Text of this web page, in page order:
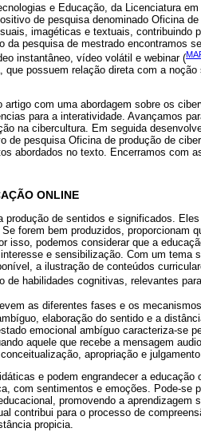
e Educação, da Licenciatura
de pesquisa denominado Oficina
imagéticas e textuais, contribuindo
da pesquisa de mestrado encontramos
instantâneo, vídeo volátil e webinar (
que possuem relação direta com a
artigo com uma abordagem sobre os
para a interatividade. Avançamos
na cibercultura. Em seguida
de pesquisa Oficina de produção de
abordados no texto. Encerramos com
ONLINE
de sentidos e significados.
forem bem produzidos, proporcionam
isso, podemos considerar que a
e sensibilização. Com um tema
a ilustração de conteúdos
de habilidades cognitivas, relevantes
as diferentes fases e os
elaboração do sentido e a
emocional ambíguo caracteriza-se
aquele que recebe a mensagem
apropriação e
e podem engrandecer a
com sentimentos e emoções. Pode-se
promovendo a
contribui para o processo de
propicia.